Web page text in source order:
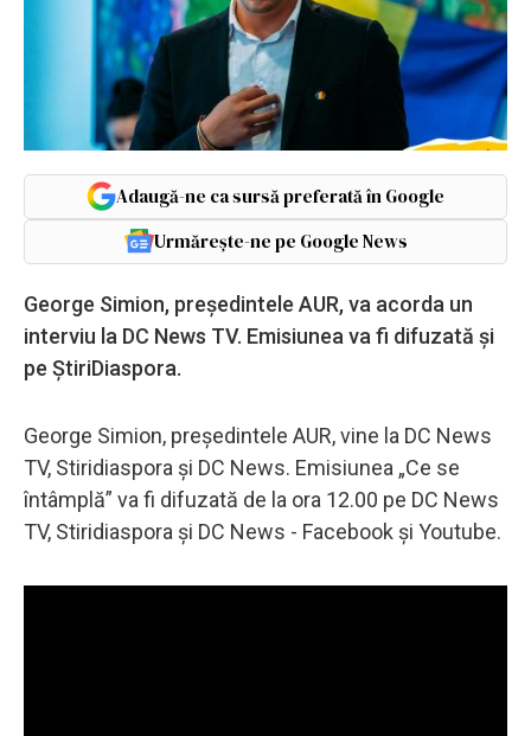
Adaugă-ne ca sursă preferată în Google
Urmărește-ne pe Google News
George Simion, președintele AUR, va acorda un
interviu la DC News TV. Emisiunea va fi difuzată și
pe ȘtiriDiaspora.
George Simion, președintele AUR, vine la DC News
TV, Stiridiaspora și DC News. Emisiunea „Ce se
întâmplă” va fi difuzată de la ora 12.00 pe DC News
TV, Stiridiaspora și DC News - Facebook și Youtube.